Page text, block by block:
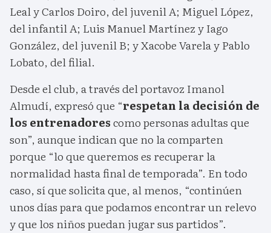
Leal y Carlos Doiro, del juvenil A; Miguel López,
del infantil A; Luis Manuel Martínez y Iago
González, del juvenil B; y Xacobe Varela y Pablo
Lobato, del filial.
Desde el club, a través del portavoz Imanol
Almudí, expresó que “respetan la decisión de
los entrenadorescomo personas adultas que
son”, aunque indican que no la comparten
porque “lo que queremos es recuperar la
normalidad hasta final de temporada”. En todo
caso, sí que solicita que, al menos, “continúen
unos días para que podamos encontrar un relevo
y que los niños puedan jugar sus partidos”.